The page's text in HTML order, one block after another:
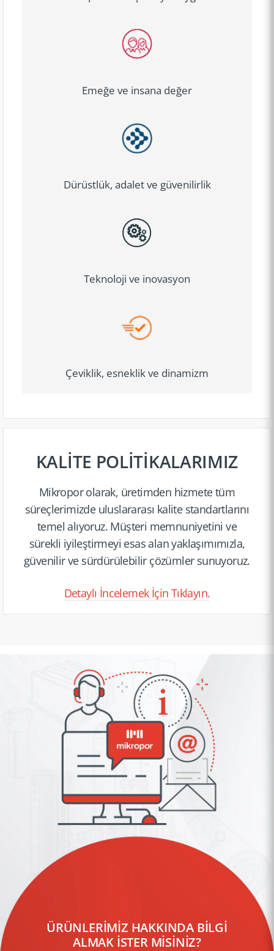
Emeğe ve insana değer
Dürüstlük, adalet ve güvenilirlik
Teknoloji ve inovasyon
Çeviklik, esneklik ve dinamizm
KALİTE POLİTİKALARIMIZ
Mikropor olarak, üretimden hizmete tüm
süreçler­imizde uluslara­rası kalite standart­larını
temel alıyoruz. Müşteri memnuniy­etini ve
sürekli iyileşti­rmeyi esas alan yaklaşım­ımızla,
güvenilir ve sürdürül­ebilir çözümler sunuyoruz.
Detaylı İncelemek İçin Tıklayın.
ÜRÜNLERİMİZ HAKKINDA BİLGİ
ALMAK İSTER MİSİNİZ?